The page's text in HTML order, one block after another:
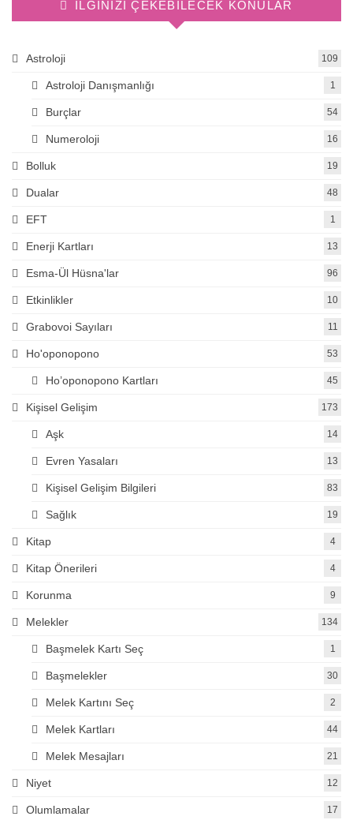
İLGINIZI ÇEKEBILECEK KONULAR
Astroloji 109
Astroloji Danışmanlığı 1
Burçlar 54
Numeroloji 16
Bolluk 19
Dualar 48
EFT 1
Enerji Kartları 13
Esma-Ül Hüsna'lar 96
Etkinlikler 10
Grabovoi Sayıları 11
Ho'oponopono 53
Ho’oponopono Kartları 45
Kişisel Gelişim 173
Aşk 14
Evren Yasaları 13
Kişisel Gelişim Bilgileri 83
Sağlık 19
Kitap 4
Kitap Önerileri 4
Korunma 9
Melekler 134
Başmelek Kartı Seç 1
Başmelekler 30
Melek Kartını Seç 2
Melek Kartları 44
Melek Mesajları 21
Niyet 12
Olumlamalar 17